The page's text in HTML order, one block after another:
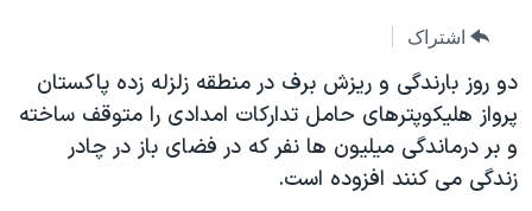
اصلی
جهش
به
جستجو
آمریکا
ورزشی
گزیده‌ها
جدول برنامه ها
صفحه‌های ویژه
جام جهانی ۲۰۲۶
عملیات خشم حماسی
فرکانس‌های صدای آمریکا
پخش رادیویی
اشتراک
دو روز بارندگی و ريزش برف در منطقه زلزله زده پاکستان
پرواز هليکوپترهای حامل تدارکات امدادی را متوقف ساخته
و بر درماندگی ميليون ها نفر که در فضای باز در چادر
زندگی می کنند افزوده است.